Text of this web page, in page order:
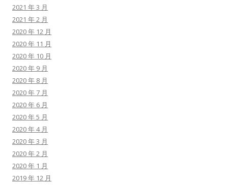
2021 年 3 月
2021 年 2 月
2020 年 12 月
2020 年 11 月
2020 年 10 月
2020 年 9 月
2020 年 8 月
2020 年 7 月
2020 年 6 月
2020 年 5 月
2020 年 4 月
2020 年 3 月
2020 年 2 月
2020 年 1 月
2019 年 12 月